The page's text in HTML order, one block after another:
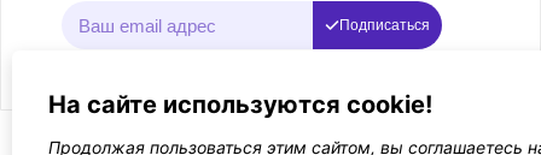
Подписаться
На сайте используются cookie!
Продолжая пользоваться этим сайтом, вы соглашаетесь